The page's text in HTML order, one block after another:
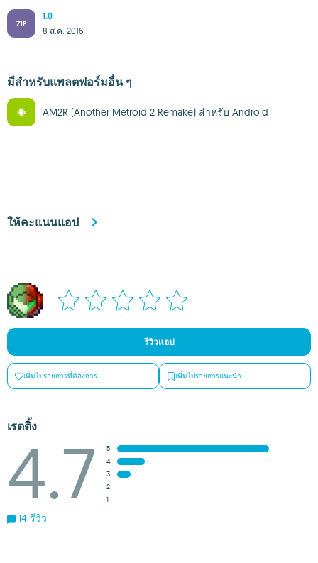
ZIP
1.0
8 ส.ค. 2016
มีสำหรับแพลตฟอร์มอื่น ๆ
AM2R (Another Metroid 2 Remake) สำหรับ Android
ให้คะแนนแอป
รีวิวแอป
เพิ่มไปรายการที่ต้องการ เพิ่มไปรายการแนะนำ
เรตติ้ง
4.7
5
4
3
2
1
14 รีวิว